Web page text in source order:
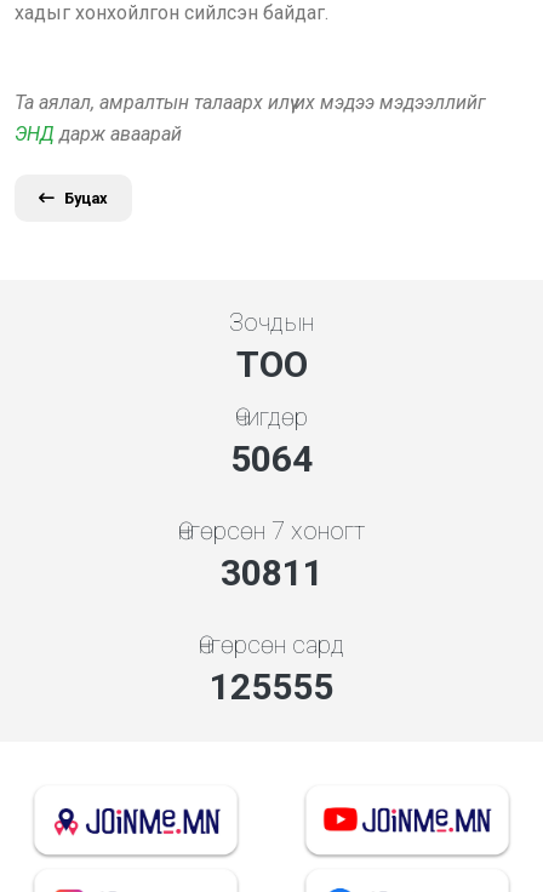
хадыг хонхойлгон сийлсэн байдаг.
Та аялал, амралтын талаарх илүү их мэдээ мэдээллийг
ЭНД дарж аваарай
Буцах
Зочдын
ТОО
Өчигдөр
5648
Өнгөрсөн 7 хоногт
34366
Өнгөрсөн сард
140042